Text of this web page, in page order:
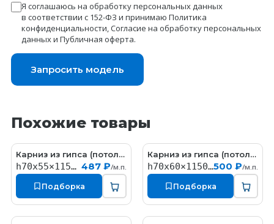
Я соглашаюсь на обработку персональных данных
в соответствии с 152-ФЗ и принимаю Политика
конфиденциальности,Согласие на обработку персональных
данныхи Публичная оферта.
Запросить модель
Похожие товары
KT058Карниз из гипса (потолочный плинтус) (h70x55мм)
h70x55×1150мм 487 ₽/м.п.
Подборка
КT322Карниз из гипса (потолочный плинтус) (h70x60мм)
h70x60×1150мм500 ₽/м.п.
Подборка